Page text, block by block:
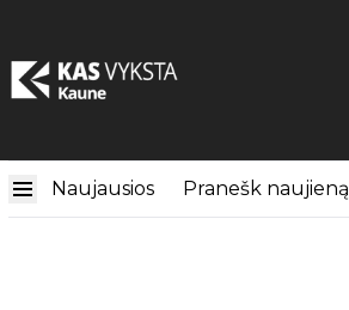
Naujausios Pranešk naujieną